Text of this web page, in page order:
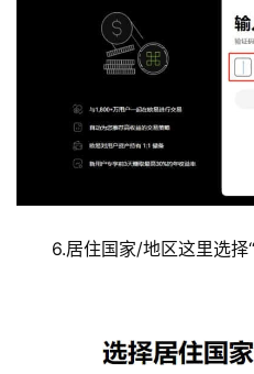
6.居住国家/地区这里选择“